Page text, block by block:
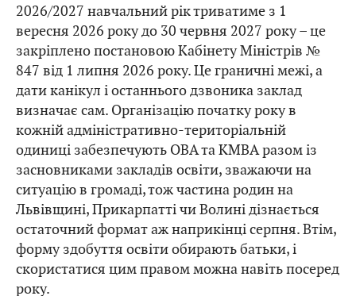
2026/2027 навчальний рік триватиме з 1
вересня 2026 року до 30 червня 2027 року – це
закріплено постановою Кабінету Міністрів №
847 від 1 липня 2026 року. Це граничні межі, а
дати канікул і останнього дзвоника заклад
визначає сам. Організацію початку року в
кожній адміністративно-територіальній
одиниці забезпечують ОВА та КМВА разом із
засновниками закладів освіти, зважаючи на
ситуацію в громаді, тож частина родин на
Львівщині, Прикарпатті чи Волині дізнається
остаточний формат аж наприкінці серпня. Втім,
форму здобуття освіти обирають батьки, і
скористатися цим правом можна навіть посеред
року.